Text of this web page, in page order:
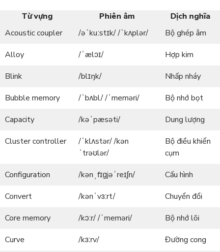
Từ vựng Phiên âm
Dịch nghĩa
Acoustic coupler
/əˈkuːstɪk/ /ˈkʌplər/
Bộ ghép âm
Alloy
/ˈælɔɪ/
Hợp kim
Blink
/blɪŋk/
Nhấp nháy
Bubble memory
/ˈbʌbl/ /ˈmeməri/
Bộ nhớ bọt
Capacity
/kəˈpæsəti/
Dung lượng
Cluster controller
/ˈklʌstər/ /kən
ˈtrəʊlər/
Bộ điều khiển
cụm
Configuration
/kənˌfɪɡjəˈreɪʃn/
Cấu hình
Convert
/kənˈvɜːrt/
Chuyển đổi
Core memory
/kɔːr/ /ˈmeməri/
Bộ nhớ lõi
Curve
/kɜːrv/
Đường cong